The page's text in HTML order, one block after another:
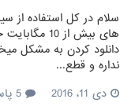
سلام در کل استفاده از
های بیش از
نداره و قطع...
دی 11، 2016